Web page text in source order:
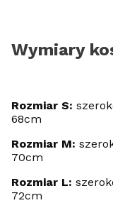
Wymiary
Rozmiar S:
68cm
Rozmiar M:
70cm
Rozmiar L:
72cm